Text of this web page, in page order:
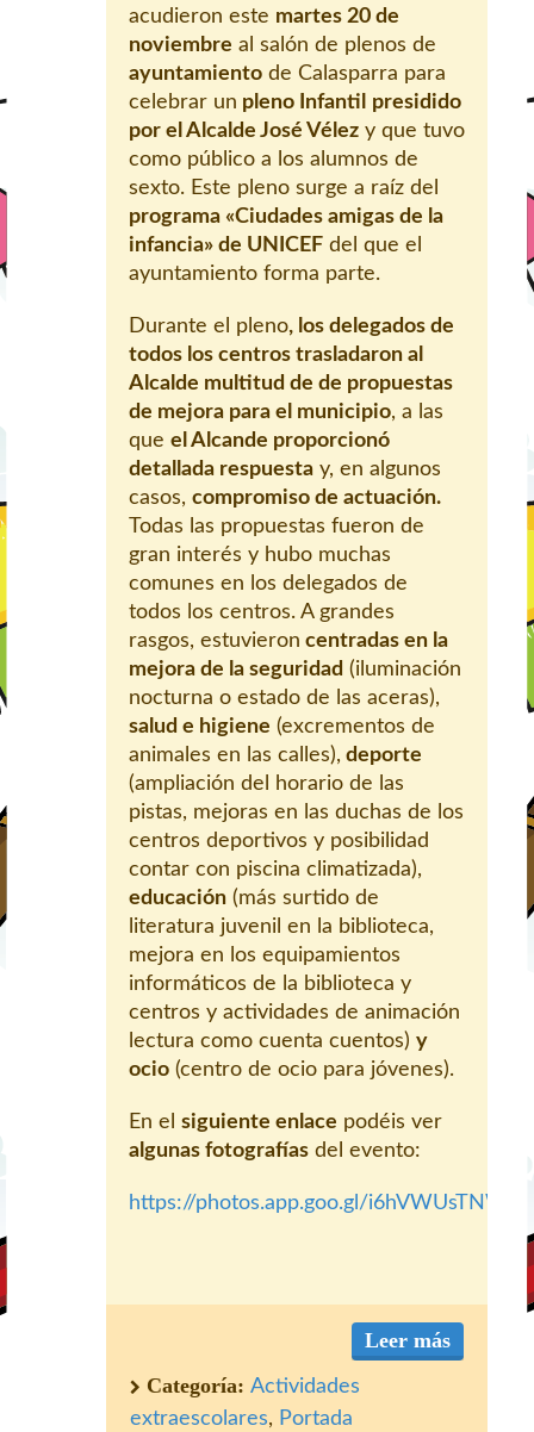
acudieron este martes 20 de
noviembre al salón de plenos de
ayuntamiento de Calasparra para
celebrar un pleno Infantil
presidido
por el Alcalde José Vélez y que tuvo
como público a los alumnos de
sexto. Este pleno surge a raíz del
programa «Ciudades amigas de la
infancia» de UNICEF del que el
ayuntamiento forma parte.
Durante el pleno, los delegados de
todos los centros trasladaron al
Alcalde multitud de de propuestas
de mejora para el municipio, a las
que el Alcande proporcionó
detallada respuesta y, en algunos
casos, compromiso de actuación.
Todas las propuestas fueron de
gran interés y hubo muchas
comunes en los delegados de
todos los centros. A grandes
rasgos, estuvieron centradas en la
mejora de la seguridad (iluminación
nocturna o estado de las aceras),
salud e higiene (excrementos de
animales en las calles), deporte
(ampliación del horario de las
pistas, mejoras en las duchas de los
centros deportivos y posibilidad
contar con piscina climatizada),
educación (más surtido de
literatura juvenil en la biblioteca,
mejora en los equipamientos
informáticos de la biblioteca y
centros y actividades de animación
lectura como cuenta cuentos) y
ocio (centro de ocio para jóvenes).
En el siguiente enlace podéis ver
algunas fotografías del evento:
https://photos.app.goo.gl/
Leer más
Categoría: Actividades
extraescolares, Portada